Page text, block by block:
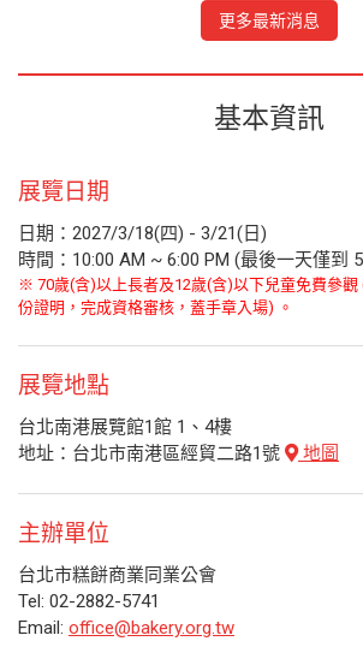
更多最新消息
基本資訊
展覽日期
日期：2027/3/18(四) - 3/21(日)
時間：10:00 AM ~ 6:00 PM (最後一天僅到
※ 70歲(含)以上長者及12歲(含)以下兒童免費參觀
份證明，完成資格審核，蓋手章入場) 。
展覽地點
台北南港展覽館1館 1、4樓
地址：台北市南港區經貿二路1號
地圖
主辦單位
台北市糕餅商業同業公會
Tel: 02-2882-5741
Email: office@bakery.org.tw